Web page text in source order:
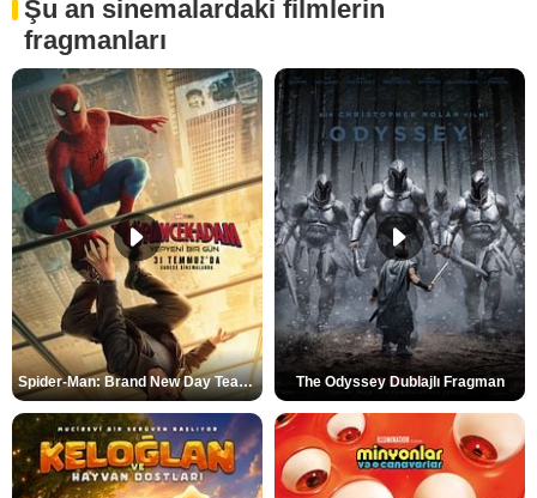
Şu an sinemalardaki filmlerin
fragmanları
Spider-Man: Brand New Day Teaser The Odyssey Dublajlı Fragman